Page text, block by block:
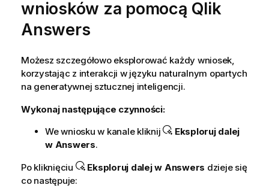
wniosków za pomocą Qlik
Answers
Możesz szczegółowo eksplorować każdy wniosek,
korzystając z interakcji w języku naturalnym opartych
na generatywnej sztucznej inteligencji.
Wykonaj następujące czynności:
We wniosku w kanale kliknij
Eksploruj dalej
w Answers.
Po kliknięciu
Eksploruj dalej w Answers dzieje się
co następuje: